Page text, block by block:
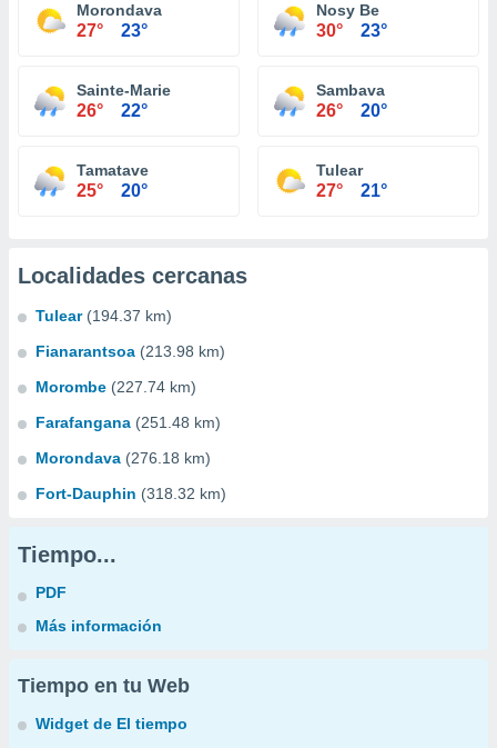
Morondava
27° 23°
Nosy Be
30° 23°
Sainte-Marie
26° 22°
Sambava
26° 20°
Tamatave
25° 20°
Tulear
27° 21°
Localidades cercanas
Tulear (194.37 km)
Fianarantsoa (213.98 km)
Morombe (227.74 km)
Farafangana (251.48 km)
Morondava (276.18 km)
Fort-Dauphin (318.32 km)
Tiempo...
PDF
Más información
Tiempo en tu Web
Widget de El tiempo